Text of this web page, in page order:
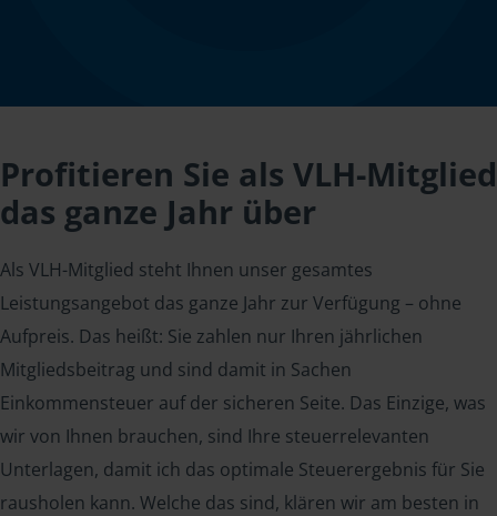
Profitieren Sie als VLH-Mitglied
das ganze Jahr über
Als VLH-Mitglied steht Ihnen unser gesamtes
Leistungsangebot das ganze Jahr zur Verfügung – ohne
Aufpreis. Das heißt: Sie zahlen nur Ihren jährlichen
Mitgliedsbeitrag und sind damit in Sachen
Einkommensteuer auf der sicheren Seite. Das Einzige, was
wir von Ihnen brauchen, sind Ihre steuerrelevanten
Unterlagen, damit ich das optimale Steuerergebnis für Sie
rausholen kann. Welche das sind, klären wir am besten in